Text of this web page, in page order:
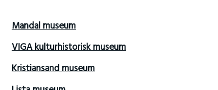
Mandal museum
VIGA kulturhistorisk museum
Kristiansand museum